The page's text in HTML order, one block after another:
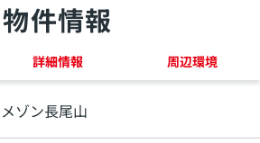
物件情報
詳細情報 周辺環境
メゾン長尾山